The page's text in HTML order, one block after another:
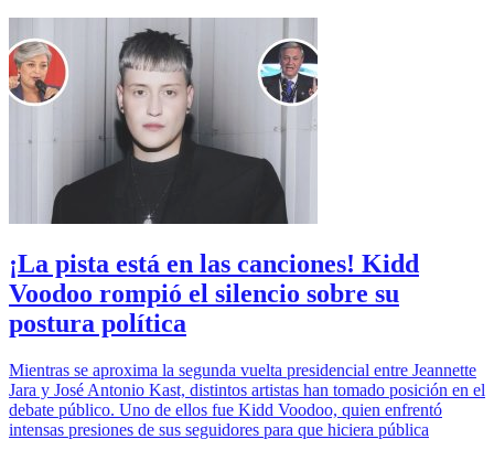
¡La pista está en las canciones! Kidd
Voodoo rompió el silencio sobre su
postura política
Mientras se aproxima la segunda vuelta presidencial entre Jeannette
Jara y José Antonio Kast, distintos artistas han tomado posición en el
debate público. Uno de ellos fue Kidd Voodoo, quien enfrentó
intensas presiones de sus seguidores para que hiciera pública